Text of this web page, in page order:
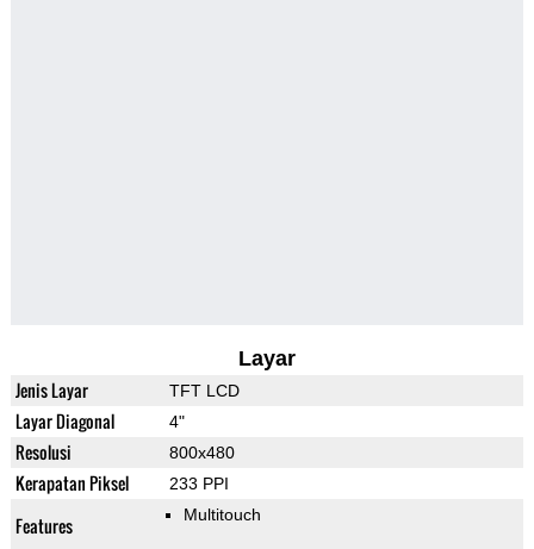
Layar
Jenis Layar TFT LCD
Layar Diagonal 4"
Resolusi 800x480
Kerapatan Piksel 233 PPI
Features Multitouch